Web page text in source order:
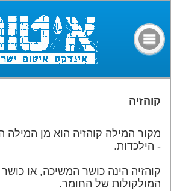
קוהזיה
- הילכדות.
קוהזיה הינה כושר המשיכה, או
המולקולות של החומר.
קבלני איטום
פורום
צרו קשר